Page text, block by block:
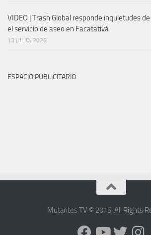
VIDEO | Trash Global responde inquietudes
el servicio de aseo en Facatativá
13 JULIO, 2026
ESPACIO PUBLICITARIO
Mutantes TV © 2015, All Rights